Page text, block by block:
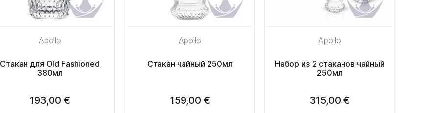
Apollo
Стакан для Old Fashioned
380мл
193,00 €
Apollo
Стакан чайный 250мл
159,00 €
Apollo
Набор из 2 стаканов чайный
250мл
315,00 €